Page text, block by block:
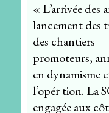
« L’arrivée des
lancement des
des chantiers
promoteurs,
en dynamisme
l’opér tion. La
engagée aux